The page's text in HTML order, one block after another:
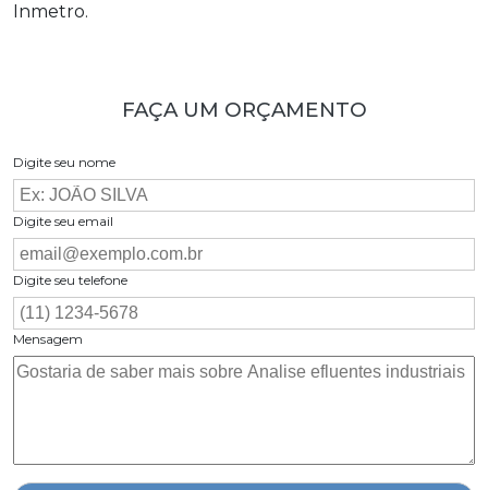
Inmetro.
FAÇA UM ORÇAMENTO
Digite seu nome
Digite seu email
Digite seu telefone
Mensagem